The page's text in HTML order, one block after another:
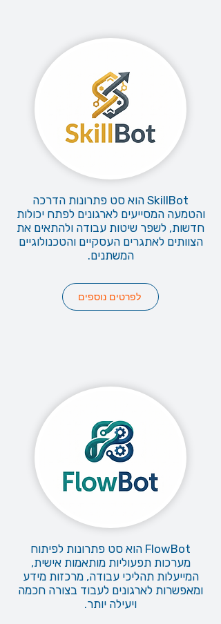
SkillBot הוא סט פתרונות הדרכה
והטמעה המסייעים לארגונים לפתח יכולות
חדשות, לשפר שיטות עבודה ולהתאים את
הצוותים לאתגרים העסקיים והטכנולוגיים
המשתנים.
לפרטים נוספים
FlowBot הוא סט פתרונות לפיתוח
מערכות תפעוליות מותאמות אישית,
המייעלות תהליכי עבודה, מרכזות מידע
ומאפשרות לארגונים לעבוד בצורה חכמה
ויעילה יותר.